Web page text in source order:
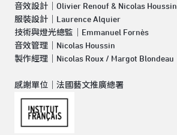
音效設計｜Olivier Renouf & Nicolas Houssin
服裝設計｜Laurence Alquier
技術與燈光總監｜Emmanuel Fornès
音效管理｜Nicolas Houssin
製作經理｜Nicolas Roux / Margot Blondeau
感謝單位｜法國藝文推廣總署